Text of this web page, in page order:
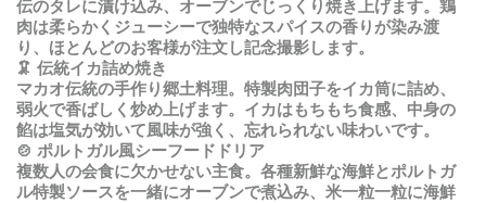
伝のタレに漬け込み、 オーブンでじっくり焼き 上げます。鶏
肉は柔らかくジューシーで独特なスパイスの香りが染み渡
り 、 ほとんどのお客様が注文 し記念撮影 します。
🦑 伝統イカ詰め焼き
マカオ伝統の手作り郷土料理。特製肉団子をイカ筒に詰め、
弱火で香ばしく 炒め 上げます。 イカはもちもち食感、中身の
餡は塩気が効いて風味が強 く 、忘れられない味わいです。
🍲 ポルトガル風シーフードドリア
複数人の会食に欠かせない主食。 各種新鮮な海鮮とポルトガ
ル特製ソースを一緒にオーブンで煮込み、米一粒一粒に海鮮